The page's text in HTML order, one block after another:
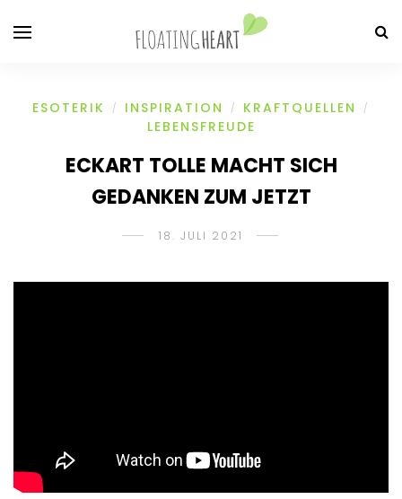
ESOTERIK / INSPIRATION / KRAFTQUELLEN /
LEBENSFREUDE
ECKART TOLLE MACHT SICH
GEDANKEN ZUM JETZT
18. JULI 2021